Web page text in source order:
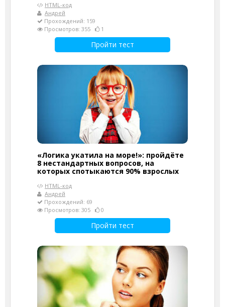
HTML-код
Андрей
Прохождений: 159
Просмотров: 355
1
Пройти тест
«Логика укатила на море!»: пройдёте
8 нестандартных вопросов, на
которых спотыкаются 90% взрослых
HTML-код
Андрей
Прохождений: 69
Просмотров: 305
0
Пройти тест